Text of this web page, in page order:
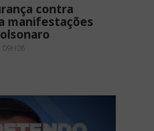
contra
manifestações
09H08